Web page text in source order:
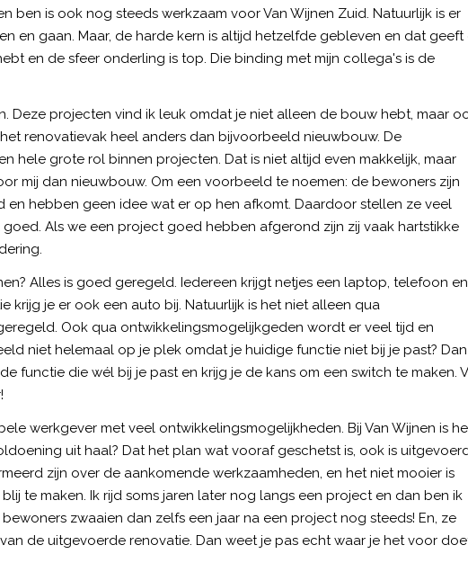
ben is ook nog steeds werkzaam voor Van Wijnen Zuid. Natuurlijk is er
en gaan. Maar, de harde kern is altijd hetzelfde gebleven en dat geeft
en de sfeer onderling is top. Die binding met mijn collega's is de
Deze projecten vind ik leuk omdat je niet alleen de bouw hebt, maar
renovatievak heel anders dan bijvoorbeeld nieuwbouw. De
hele grote rol binnen projecten. Dat is niet altijd even makkelijk, maar
mij dan nieuwbouw. Om een voorbeeld te noemen: de bewoners zijn
en hebben geen idee wat er op hen afkomt. Daardoor stellen ze veel
Als we een project goed hebben afgerond zijn zij vaak hartstikke
Alles is goed geregeld. Iedereen krijgt netjes een laptop, telefoon en
krijg je er ook een auto bij. Natuurlijk is het niet alleen qua
Ook qua ontwikkelingsmogelijkgeden wordt er veel tijd en
niet helemaal op je plek omdat je huidige functie niet bij je past? Dan
functie die wél bij je past en krijg je de kans om een switch te maken.
werkgever met veel ontwikkelingsmogelijkheden. Bij Van Wijnen is
uit haal? Dat het plan wat vooraf geschetst is, ook is
zijn over de aankomende werkzaamheden, en het niet mooier is
te maken. Ik rijd soms jaren later nog langs een project en dan ben ik
zwaaien dan zelfs een jaar na een project nog steeds! En, ze
de uitgevoerde renovatie. Dan weet je pas echt waar je het voor